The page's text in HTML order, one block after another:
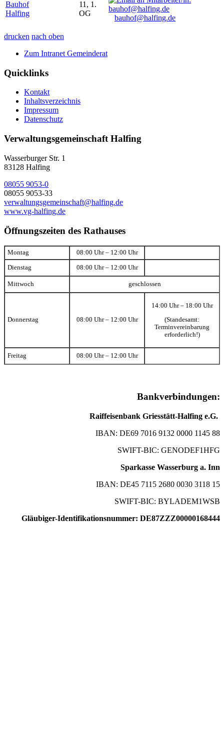
Bauhof
Halfing
11, 1.
OG
bauhof@halfing.de
drucken nach oben
Zum Intranet Gemeinderat
Quicklinks
Kontakt
Inhaltsverzeichnis
Impressum
Datenschutz
Verwaltungsgemeinschaft Halfing
Wasserburger Str. 1
83128 Halfing
08055 9053-0
08055 9053-33
verwaltungsgemeinschaft@halfing.de
www.vg-halfing.de
Öffnungszeiten des Rathauses
Montag 08:00 Uhr – 12:00 Uhr
Dienstag 08:00 Uhr – 12:00 Uhr
Mittwoch geschlossen
Donnerstag 08:00 Uhr – 12:00 Uhr
14:00 Uhr – 18:00 Uhr
(Standesamt:
Terminvereinbarung
erforderlich!)
Freitag 08:00 Uhr – 12:00 Uhr
Bankverbindungen:
Raiffeisenbank Griesstätt-Halfing e.G.
IBAN: DE69 7016 9132 0000 1145 88
SWIFT-BIC: GENODEF1HFG
Sparkasse Wasserburg a. Inn
IBAN: DE45 7115 2680 0030 3118 15
SWIFT-BIC: BYLADEM1WSB
Gläubiger-Identifikationsnummer: DE87ZZZ00000168444